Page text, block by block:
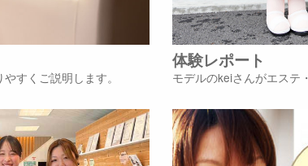
すくご説明します。
体験レポート
モデルのkeiさんがエステ